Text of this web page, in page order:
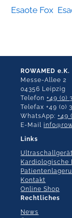
Esaote Fox
Links
Kardiologische
Kontakt
Online Shop
Rechtliches
News
ROWAMED e.K.
Messe-Allee 2
04356 Leipzig
Telefon+49 (0)
Telefax +49 (0)
WhatsApp:+49
E-Mail